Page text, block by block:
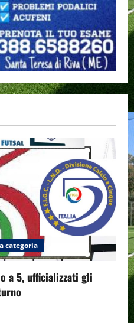
categoria
a 5, ufficializzati gli